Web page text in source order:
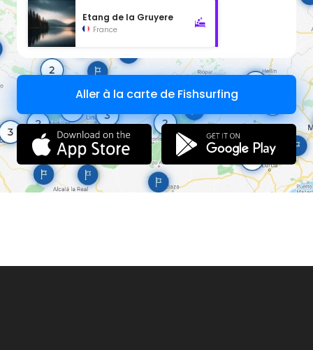
Etang de la Gruyere
France
Aller à la carte de Fishsurfing